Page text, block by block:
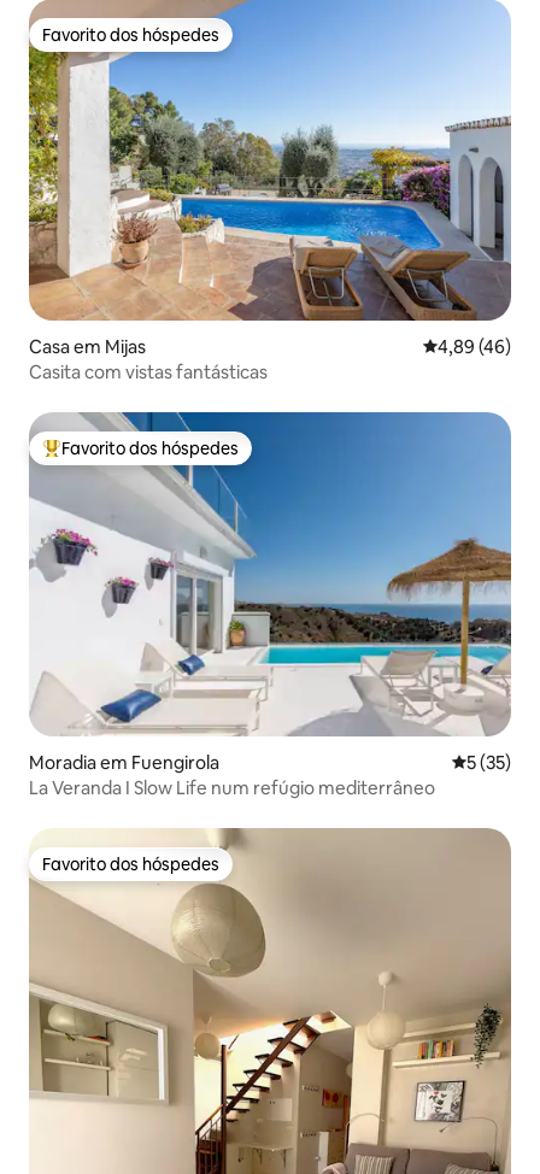
Favorito dos hóspedes
Favorito dos hóspedes
Casa em Mijas Classificação
4,89 (46)
Casita com vistas fantásticas
Favoritos dos hóspedes mais apreciados
Favorito dos hóspedes
Moradia em Fuengirola
5 (35)
La Veranda I Slow Life num refúgio mediterrâneo
Favorito dos hóspedes
Favorito dos hóspedes